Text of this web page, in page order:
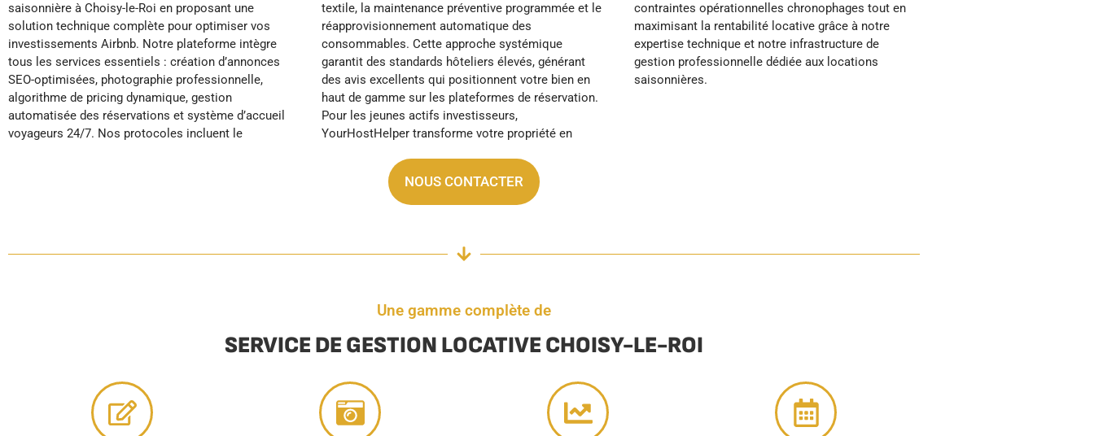
saisonnière à Choisy-le-Roi en proposant une
solution technique complète pour optimiser vos
investissements Airbnb. Notre plateforme intègre
tous les services essentiels : création d’annonces
SEO-optimisées, photographie professionnelle,
algorithme de pricing dynamique, gestion
automatisée des réservations et système d’accueil
voyageurs 24/7. Nos protocoles incluent le
textile, la maintenance préventive programmée et le
réapprovisionnement automatique des
consommables. Cette approche systémique
garantit des standards hôteliers élevés, générant
des avis excellents qui positionnent votre bien en
haut de gamme sur les plateformes de réservation.
Pour les jeunes actifs investisseurs,
YourHostHelper transforme votre propriété en
contraintes opérationnelles chronophages tout en
maximisant la rentabilité locative grâce à notre
expertise technique et notre infrastructure de
gestion professionnelle dédiée aux locations
saisonnières.
NOUS CONTACTER
Une gamme complète de
SERVICE DE GESTION LOCATIVE CHOISY-LE-ROI